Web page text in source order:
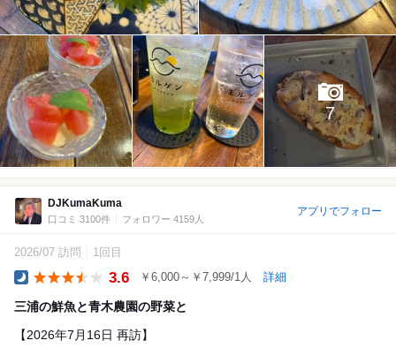
7
DJKumaKuma
口コミ 3100件 フォロワー 4159人
アプリでフォロー
2026/07 訪問 1回目
3.6 ￥6,000～￥7,999/1人 詳細
三浦の鮮魚と青木農園の野菜と
【2026年7月16日 再訪】